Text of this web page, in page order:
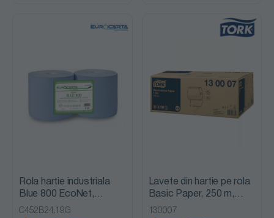
Rola hartie industriala
Blue 800 EcoNet,
Eurocarta
C452B24.19G
Lavete din hartie pe rola
Basic Paper, 250 m,
albe, Tork
130007